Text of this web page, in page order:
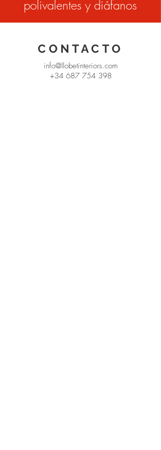
CONTACTO
info@llobetinteriors.com
+34 687 754 398
polivalentes y diáfanos